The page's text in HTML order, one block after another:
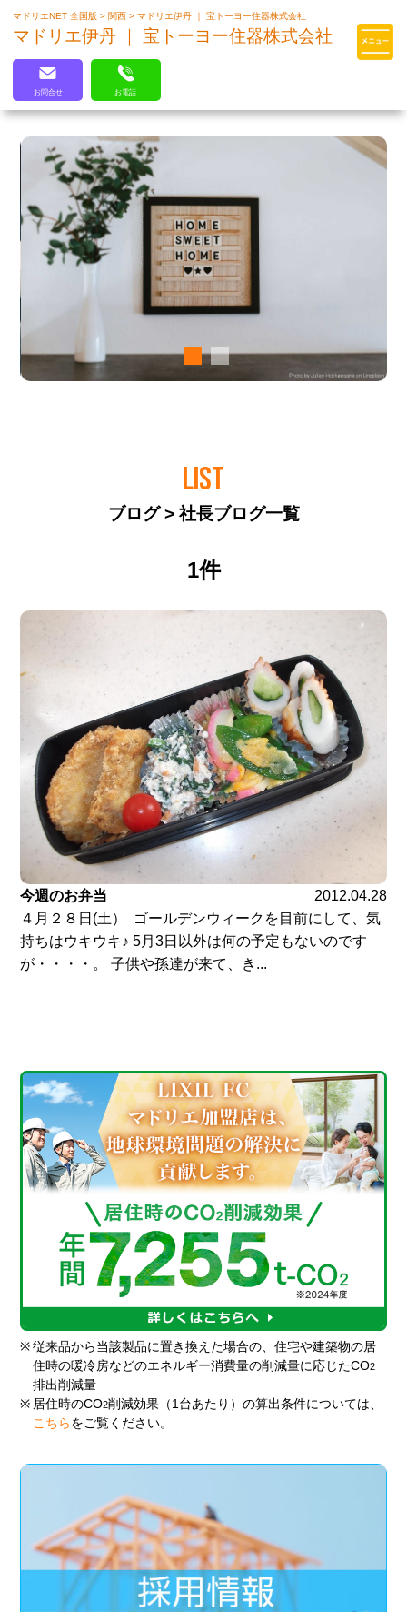
マドリエはLIXILの厳しい基準を
クリアした住まいのプロ集団です
マドリエNET 全国版> 関西>マドリエ伊丹 ｜ 宝トーヨー住器株式会社
マドリエ伊丹 ｜ 宝トーヨー住器株式会社
お問合せ お電話
LIST
ブログ > 社長ブログ一覧
1件
今週のお弁当
2012.04.28
４月２８日(土） ゴールデンウィークを目前にして、気
持ちはウキウキ♪ 5月3日以外は何の予定もないのです
が・・・・。 子供や孫達が来て、き...
※ 従来品から当該製品に置き換えた場合の、住宅や建築物の居
住時の暖冷房などのエネルギー消費量の削減量に応じたCO2
排出削減量
※ 居住時のCO2削減効果（1台あたり）の算出条件については、
こちら をご覧ください。